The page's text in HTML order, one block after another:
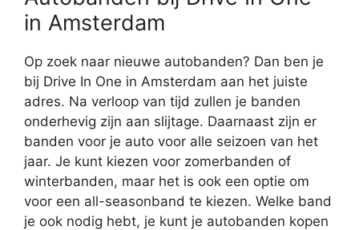
in Amsterdam
Op zoek naar nieuwe autobanden? Dan ben je
bij Drive In One in Amsterdam aan het juiste
adres. Na verloop van tijd zullen je banden
onderhevig zijn aan slijtage. Daarnaast zijn er
banden voor je auto voor alle seizoen van het
jaar. Je kunt kiezen voor zomerbanden of
winterbanden, maar het is ook een optie om
voor een all-seasonband te kiezen. Welke band
je ook nodig hebt, je kunt je autobanden kopen